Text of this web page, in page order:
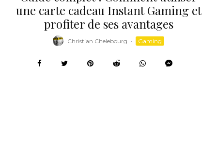
une carte cadeau Instant Gaming et
profiter de ses avantages
Christian Chelebourg · Gaming